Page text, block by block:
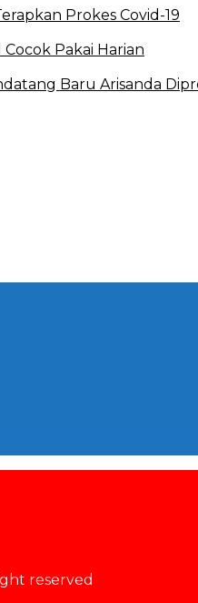
Prokes Covid-19
Pakai Harian
Baru Arisanda
reserved